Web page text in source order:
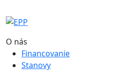
O nás
Financovanie
Stanovy